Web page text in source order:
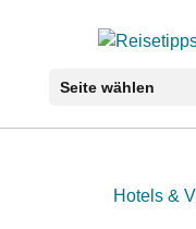
Seite wählen
Hotels &